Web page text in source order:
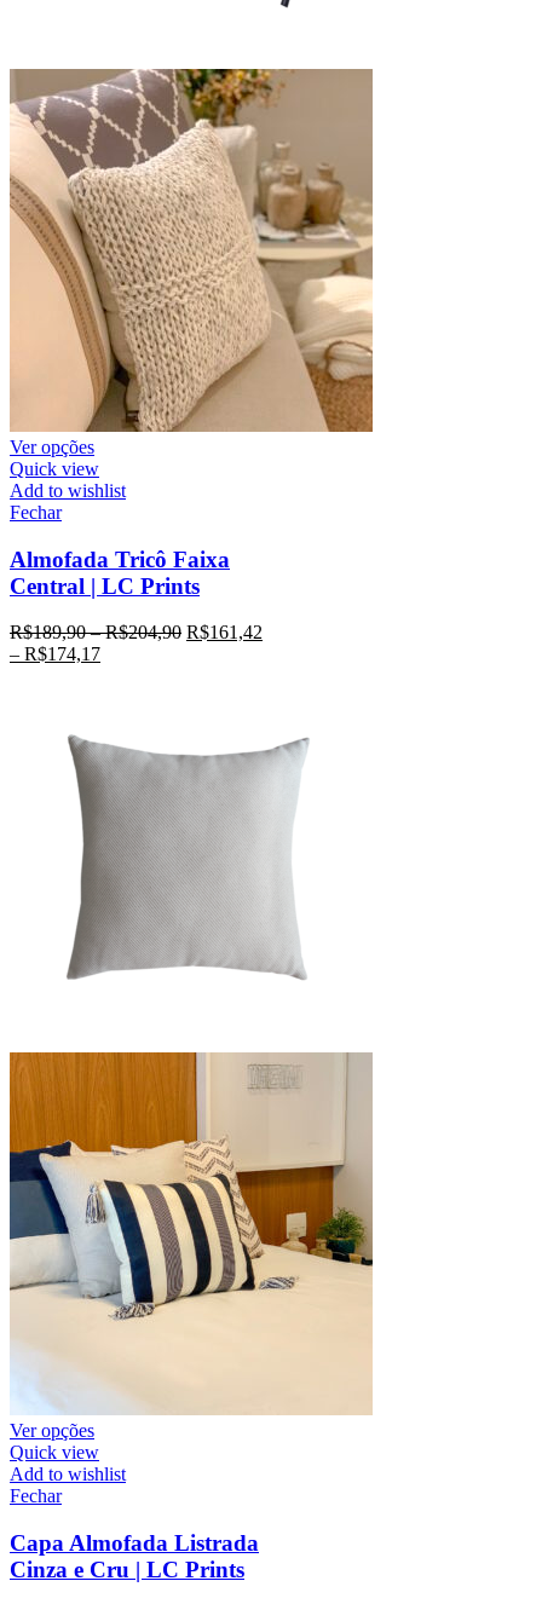
Ver opções
Quick view
Add to wishlist
Fechar
Almofada Tricô Faixa
Central | LC Prints
R$189,90–R$204,90 R$161,42
– R$174,17
Ver opções
Quick view
Add to wishlist
Fechar
Capa Almofada Listrada
Cinza e Cru | LC Prints